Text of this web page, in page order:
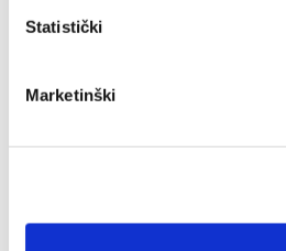
Statistički
Marketinški